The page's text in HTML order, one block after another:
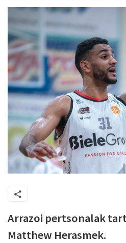
Arrazoi pertsonalak
Matthew Herasmek.